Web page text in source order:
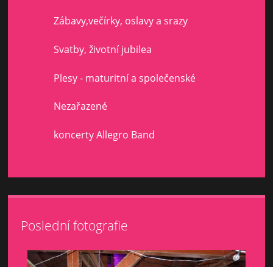
Zábavy,večírky, oslavy a srazy
Svatby, životní jubilea
Plesy - maturitní a společenské
Nezařazené
koncerty Allegro Band
Poslední fotografie